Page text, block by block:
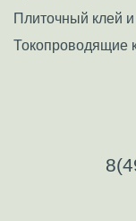
Плиточный клей
Токопроводящие